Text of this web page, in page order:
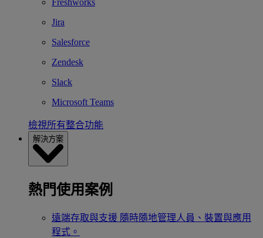
Freshworks
Jira
Salesforce
Zendesk
Slack
Microsoft Teams
檢視所有整合功能
解決方案
熱門使用案例
遠端存取與支援 隨時隨地管理人員、裝置與應用
程式。